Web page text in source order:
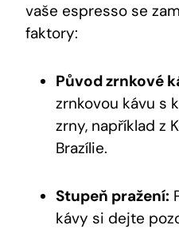
vaše espresso se
faktory:
Původ zrnkové
zrnkovou kávu s
zrny, například z
Brazílie.
Stupeň pražení:
kávy si dejte